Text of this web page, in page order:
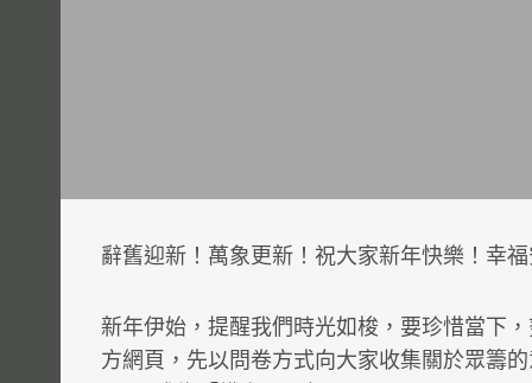
辭舊迎新！萬象更新！祝大家新年快樂！幸
新年伊始，提醒我們時光如梭，要珍惜當下
方網頁，先以問卷方式向大家收集關於眾籌